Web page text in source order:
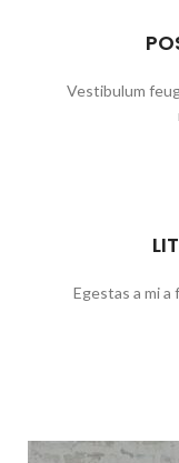
Vestibulum
Egestas a mi